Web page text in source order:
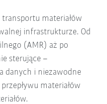
transportu materiałów
infrastrukturze. Od
(AMR) aż po
sterujące –
danych i niezawodne
materiałów